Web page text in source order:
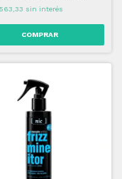
sin interés